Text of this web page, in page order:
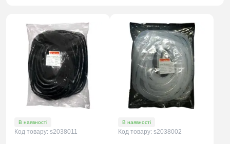
В наявності
Код товару: s2038011
В наявності
Код товару: s2038002